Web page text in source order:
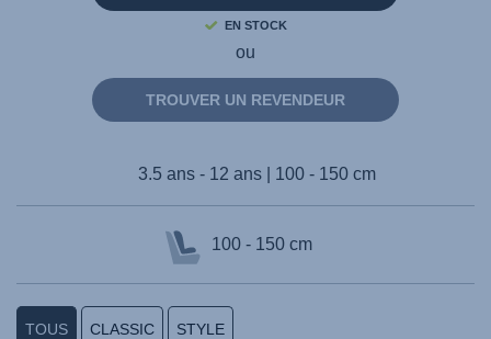
EN STOCK
ou
TROUVER UN REVENDEUR
3.5 ans - 12 ans | 100 - 150 cm
100 - 150 cm
TOUS CLASSIC STYLE